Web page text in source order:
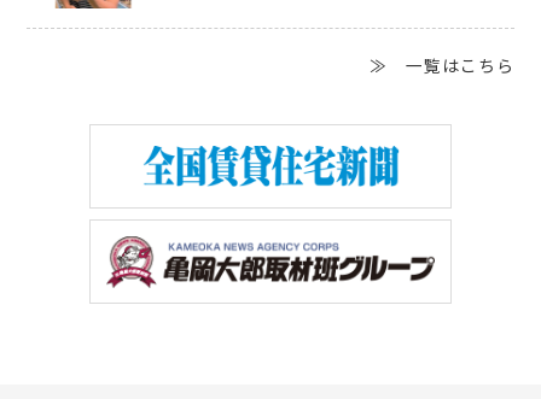
≫ 一覧はこちら